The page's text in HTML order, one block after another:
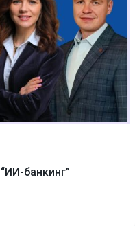
банкинг”